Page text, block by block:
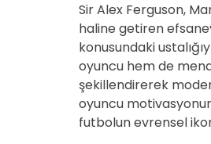
Sir Alex Ferguson,
haline getiren
konusundaki
oyuncu hem de
şekillendirerek
oyuncu
futbolun evrensel